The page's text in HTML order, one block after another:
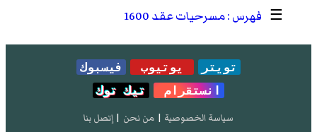
☰
مسرحيات عقد 1600
تويتر يوتيوب
فيسبوك
انستقرام
تيك توك
سياسة الخصوصية | من نحن | إتصل بنا